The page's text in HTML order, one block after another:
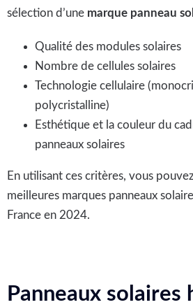
sélection d’une marque panneau
Qualité des modules solaires
Nombre de cellules solaires
Technologie cellulaire
polycristalline)
Esthétique et la couleur du
panneaux solaires
En utilisant ces critères, vous
meilleures marques panneaux
France en 2024.
Panneaux solaires